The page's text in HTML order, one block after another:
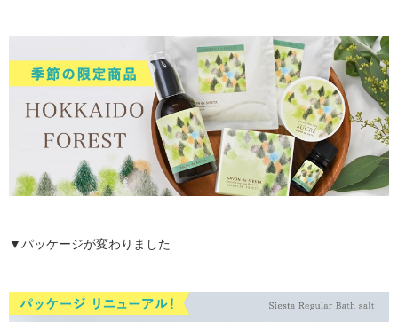
▼パッケージが変わりました